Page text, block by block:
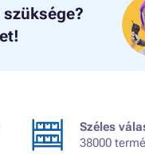
Széles
38000